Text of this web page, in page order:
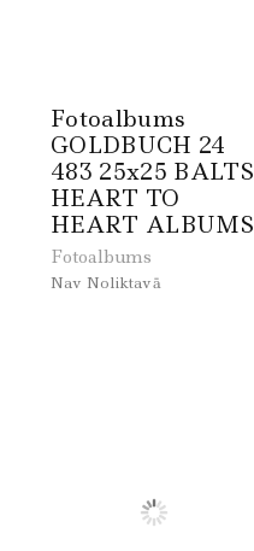
Fotoalbums
GOLDBUCH 24
483 25x25 BALTS
HEART TO
HEART ALBUMS
Fotoalbums
Nav Noliktavā